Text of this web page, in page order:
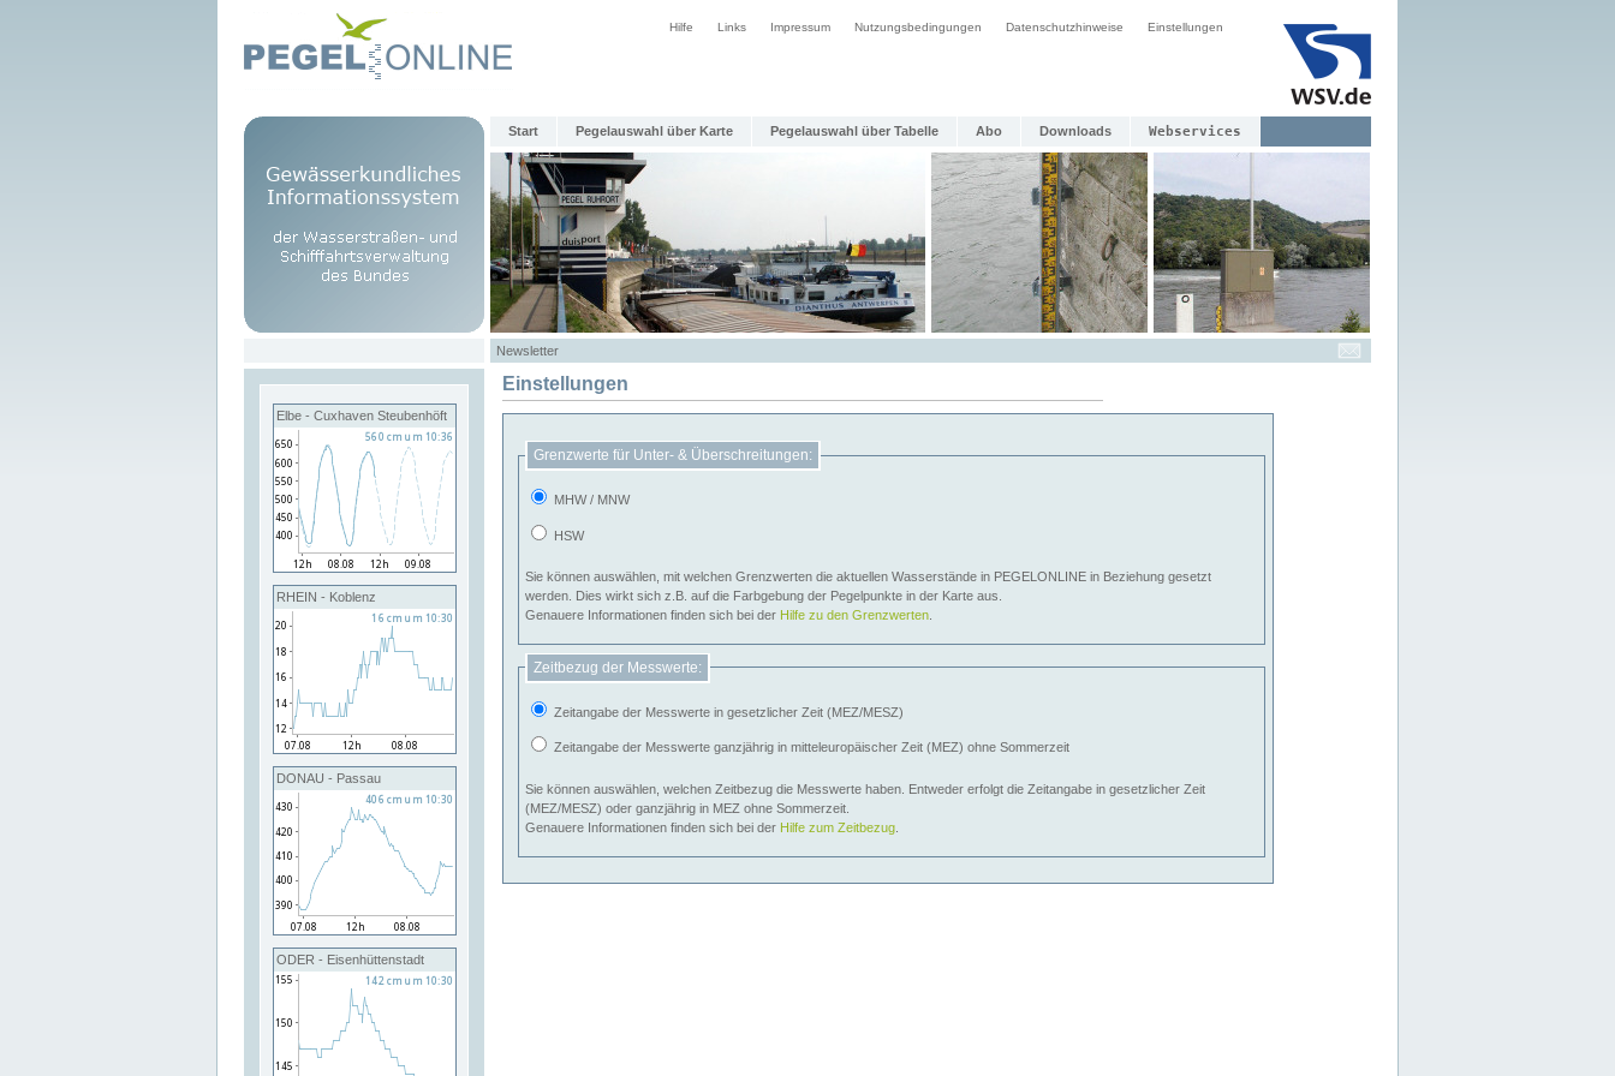
Hilfe Links Impressum Nutzungsbedingungen Datenschutzhinweise Einstellungen
Start Pegelauswahl über Karte Pegelauswahl über Tabelle Abo Downloads Webservices
Newsletter
Elbe - Cuxhaven Steubenhöft
RHEIN - Koblenz
DONAU - Passau
ODER - Eisenhüttenstadt
Einstellungen
Grenzwerte für Unter- & Überschreitungen:
MHW / MNW
HSW
Sie können auswählen, mit welchen Grenzwerten die aktuellen Wasserstände in PEGELONLINE in Beziehung gesetzt
werden. Dies wirkt sich z.B. auf die Farbgebung der Pegelpunkte in der Karte aus.
Genauere Informationen finden sich bei der Hilfe zu den Grenzwerten
Zeitbezug der Messwerte:
Zeitangabe der Messwerte in gesetzlicher Zeit (MEZ/MESZ)
Zeitangabe der Messwerte ganzjährig in mitteleuropäischer Zeit (MEZ) ohne Sommerzeit
Sie können auswählen, welchen Zeitbezug die Messwerte haben. Entweder erfolgt die Zeitangabe in gesetzlicher Zeit
(MEZ/MESZ) oder ganzjährig in MEZ ohne Sommerzeit.
Genauere Informationen finden sich bei der Hilfe zum Zeitbezug